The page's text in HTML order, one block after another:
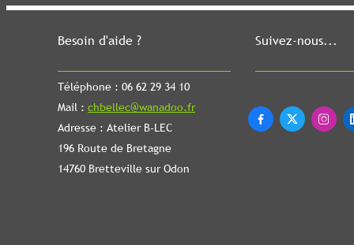
Besoin d'aide ?
Téléphone : 06 62 29 34 10
Mail : chbellec@wanadoo.fr
Adresse : Atelier B-LEC
196 Route de Bretagne
14760 Bretteville sur Odon
Suivez-nous...
  